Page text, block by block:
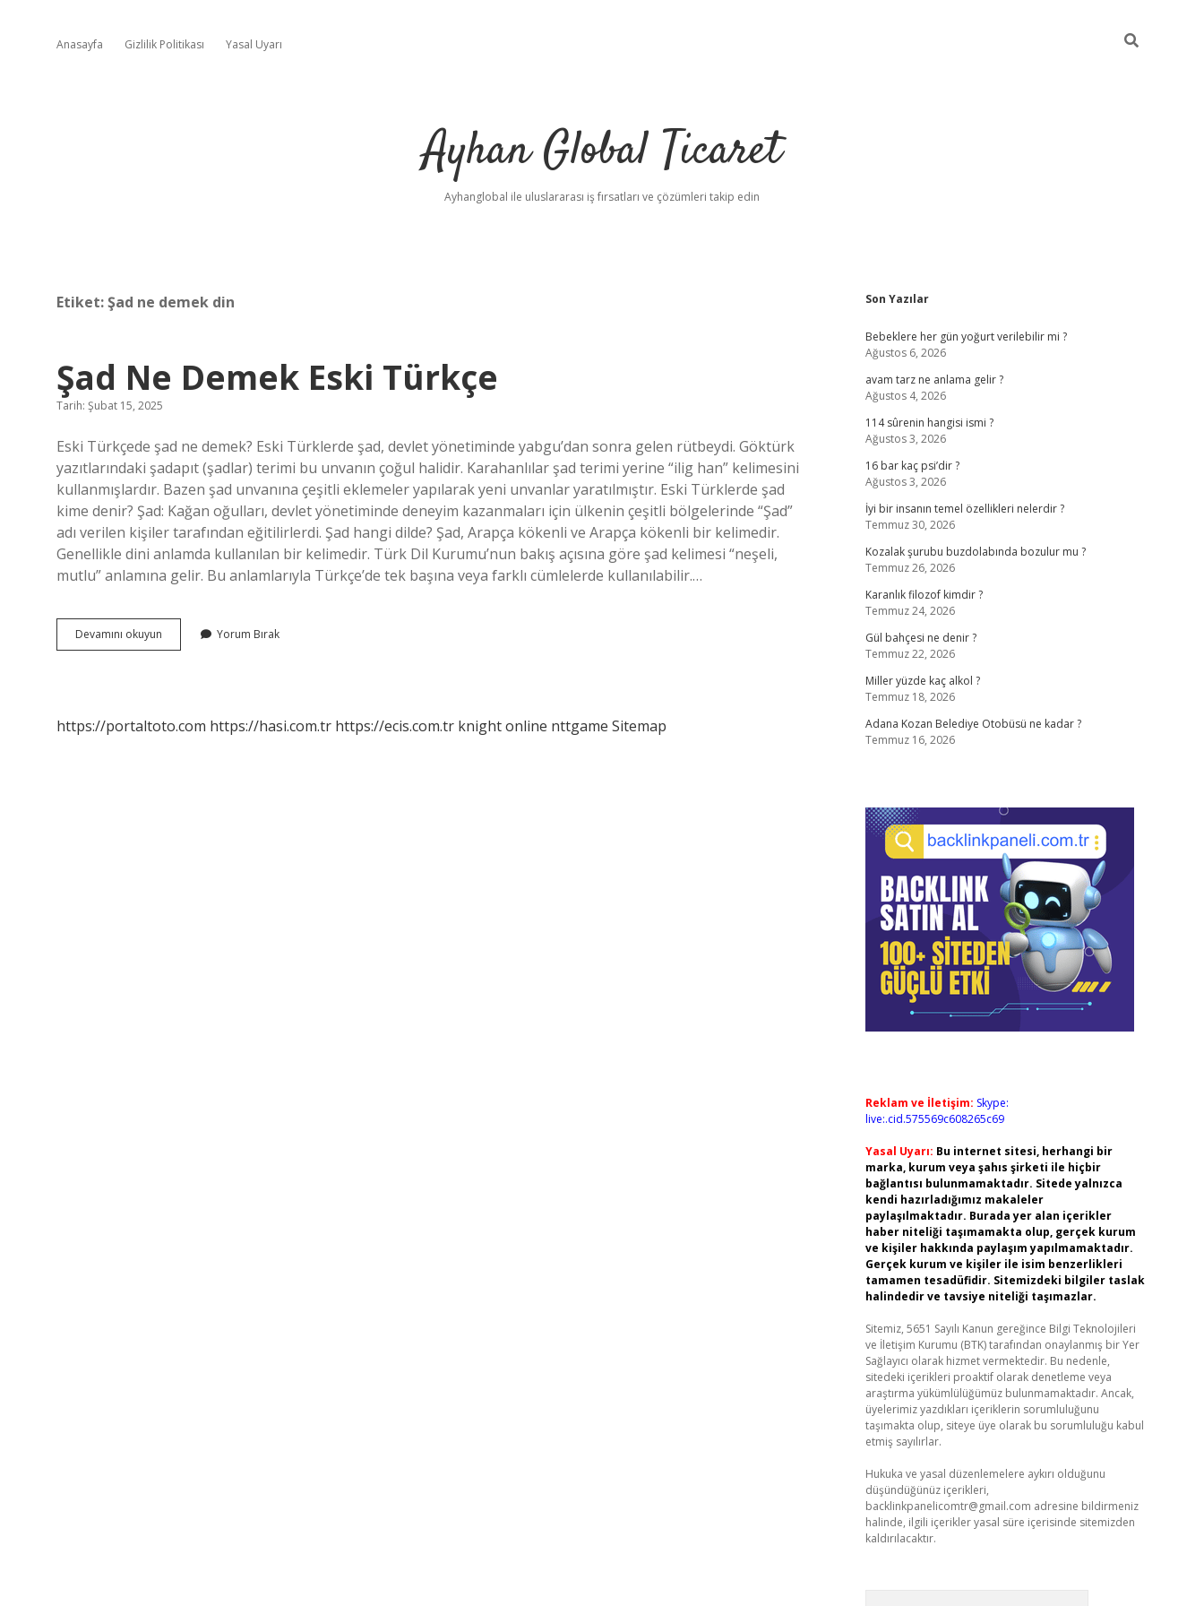
Anasayfa Gizlilik Politikası Yasal Uyarı
Ayhan Global Ticaret
Ayhanglobal ile uluslararası iş fırsatları ve çözümleri takip edin
Etiket:Şad ne demek din
Şad Ne Demek Eski Türkçe
Tarih: Şubat 15, 2025
Eski Türkçede şad ne demek? Eski Türklerde şad, devlet yönetiminde yabgu’dan sonra gelen rütbeydi. Göktürk
yazıtlarındaki şadapıt (şadlar) terimi bu unvanın çoğul halidir. Karahanlılar şad terimi yerine “ilig han” kelimesini
kullanmışlardır. Bazen şad unvanına çeşitli eklemeler yapılarak yeni unvanlar yaratılmıştır. Eski Türklerde şad
kime denir? Şad: Kağan oğulları, devlet yönetiminde deneyim kazanmaları için ülkenin çeşitli bölgelerinde “Şad”
adı verilen kişiler tarafından eğitilirlerdi. Şad hangi dilde? Şad, Arapça kökenli ve Arapça kökenli bir kelimedir.
Genellikle dini anlamda kullanılan bir kelimedir. Türk Dil Kurumu’nun bakış açısına göre şad kelimesi “neşeli,
mutlu” anlamına gelir. Bu anlamlarıyla Türkçe’de tek başına veya farklı cümlelerde kullanılabilir.…
Devamını okuyun
Ne
Yorum Bırak
https://portaltoto.com https://hasi.com.tr https://ecis.com.tr knight online nttgame Sitemap
Sidebar
Son Yazılar
Bebeklere her gün yoğurt verilebilir mi ?
Ağustos 6, 2026
avam tarz ne anlama gelir ?
Ağustos 4, 2026
114 sûrenin hangisi ismi ?
Ağustos 3, 2026
16 bar kaç psi’dir ?
Ağustos 3, 2026
İyi bir insanın temel özellikleri nelerdir ?
Temmuz 30, 2026
Kozalak şurubu buzdolabında bozulur mu ?
Temmuz 26, 2026
Karanlık filozof kimdir ?
Temmuz 24, 2026
Gül bahçesi ne denir ?
Temmuz 22, 2026
Miller yüzde kaç alkol ?
Temmuz 18, 2026
Adana Kozan Belediye Otobüsü ne kadar ?
Temmuz 16, 2026
Reklam ve İletişim: Skype:
live:.cid.575569c608265c69
Yasal Uyarı: Bu internet sitesi, herhangi bir
marka, kurum veya şahıs şirketi ile hiçbir
bağlantısı bulunmamaktadır. Sitede yalnızca
kendi hazırladığımız makaleler
paylaşılmaktadır. Burada yer alan içerikler
haber niteliği taşımamakta olup, gerçek kurum
ve kişiler hakkında paylaşım yapılmamaktadır.
Gerçek kurum ve kişiler ile isim benzerlikleri
tamamen tesadüfidir. Sitemizdeki bilgiler taslak
halindedir ve tavsiye niteliği taşımazlar.
Sitemiz, 5651 Sayılı Kanun gereğince Bilgi Teknolojileri
ve İletişim Kurumu (BTK) tarafından onaylanmış bir Yer
Sağlayıcı olarak hizmet vermektedir. Bu nedenle,
sitedeki içerikleri proaktif olarak denetleme veya
araştırma yükümlülüğümüz bulunmamaktadır. Ancak,
üyelerimiz yazdıkları içeriklerin sorumluluğunu
taşımakta olup, siteye üye olarak bu sorumluluğu kabul
etmiş sayılırlar.
Hukuka ve yasal düzenlemelere aykırı olduğunu
düşündüğünüz içerikleri,
backlinkpanelicomtr@gmail.com adresine bildirmeniz
halinde, ilgili içerikler yasal süre içerisinde sitemizden
kaldırılacaktır.